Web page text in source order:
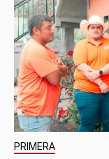
PRIMERA